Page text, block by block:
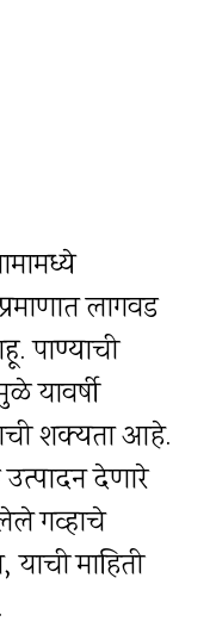
लागवड
पाण्याची
यावर्षी
शक्यता आहे.
देणारे
गव्हाचे
माहिती